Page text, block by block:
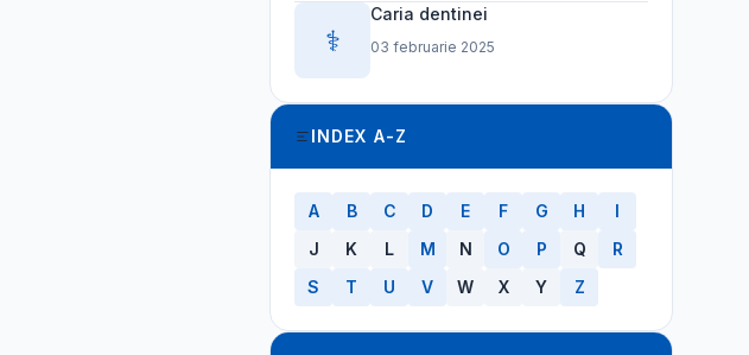
⚕️
Caria dentinei
03 februarie 2025
INDEX A-Z
A B C D E F G H
I
J
K L M N O P Q
R
S
T U V W X Y Z